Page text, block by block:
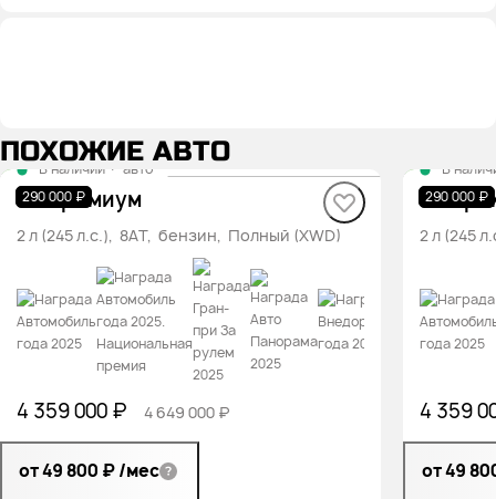
ПОХОЖИЕ АВТО
290 000 ₽
В наличии · авто
T2 Премиум
2 л (245 л.с.), 8AT, бензин, Полный (XWD)
4 359 000 ₽ 4 649 000 ₽
от 49 800 ₽/мес
290 000 ₽
В
T2
2 л (245
4 359
от 49